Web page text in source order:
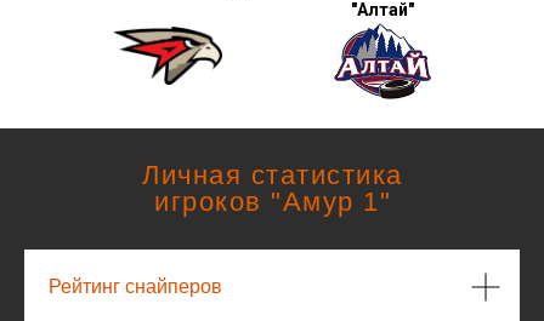
"Алтай"
Личная статистика
игроков "Амур 1"
Рейтинг снайперов